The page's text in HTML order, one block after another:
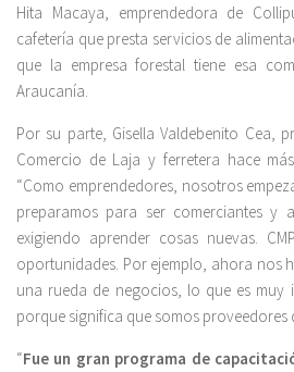
Hita Macaya, emprendedora de
cafetería que presta servicios de
que la empresa forestal tiene esa
Araucanía.
Por su parte, Gisella Valdebenito Cea,
Comercio de Laja y ferretera hace
“Como emprendedores, nosotros
preparamos para ser comerciantes
exigiendo aprender cosas nuevas.
oportunidades. Por ejemplo, ahora nos
una rueda de negocios, lo que es muy
porque significa que somos proveedores
“Fue un gran programa de